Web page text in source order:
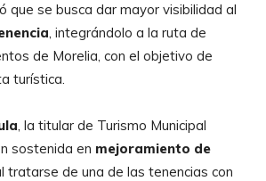
que se busca dar mayor visibilidad al
, integrándolo a la ruta de
de Morelia, con el objetivo de
turística.
, la titular de Turismo Municipal
sostenida en mejoramiento de
tratarse de una de las tenencias con